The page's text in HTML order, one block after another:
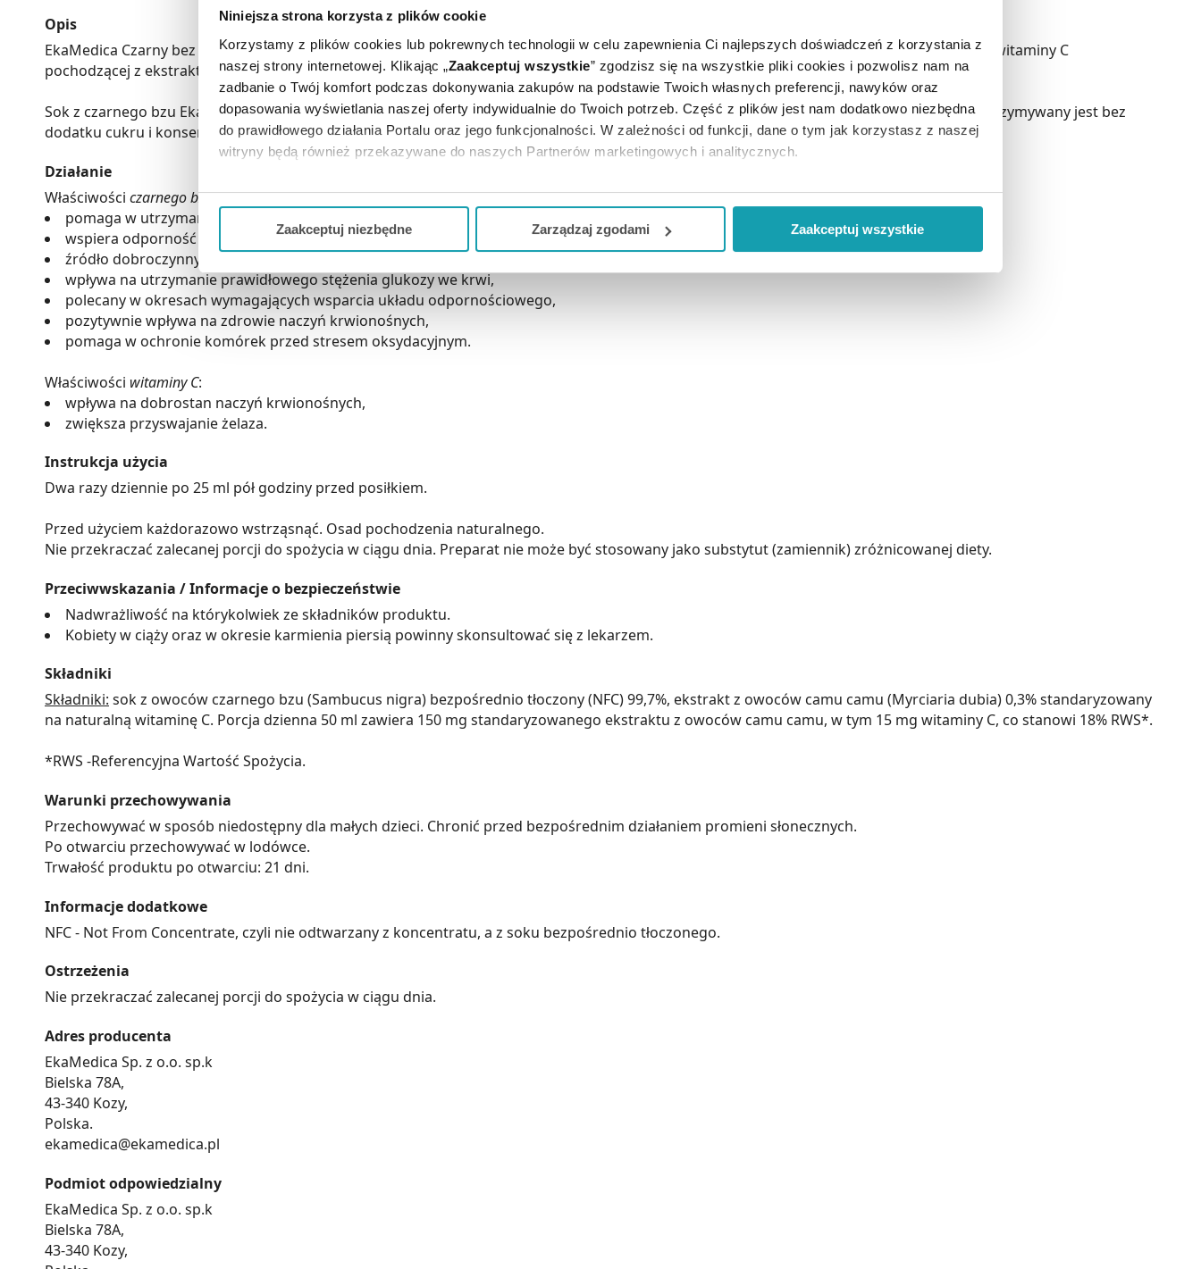
Niniejsza strona korzysta z plików cookie
Korzystamy z plików cookies lub pokrewnych technologii w celu zapewnienia Ci najlepszych doświadczeń z korzystania z
naszej strony internetowej. Klikając „Zaakceptuj wszystkie” zgodzisz się na wszystkie pliki cookies i pozwolisz nam na
zadbanie o Twój komfort podczas dokonywania zakupów na podstawie Twoich własnych preferencji, nawyków oraz
dopasowania wyświetlania naszej oferty indywidualnie do Twoich potrzeb. Część z plików jest nam dodatkowo niezbędna
do prawidłowego działania Portalu oraz jego funkcjonalności. W zależności od funkcji, dane o tym jak korzystasz z naszej
witryny będą również przekazywane do naszych Partnerów marketingowych i analitycznych.
Jeżeli chcesz dostosować swoją zgodę i wybrać tylko niektóre dodatkowe funkcje, z którymi wiąże się zbieranie danych o
Ciebie danych, które nie są niezbędne dla funkcjonowania Strony. Będzie się to jednak wiązało z brakiem dostępu do
wszystkich funkcjonalności Strony.
Zaakceptuj niezbędne Zarządzaj zgodami Zaakceptuj wszystkie
Opis
EkaMedica Czarny bez NFC suplement diety w formie płynnej, wyprodukowany z soku 100% z owoców czarnego bzu z dodatkiem naturalnej witaminy C
pochodzącej z ekstraktu z owoców camu camu. Pasteryzowany.
Sok z czarnego bzu EkaMedica posiada głęboki ciemnofioletowy kolor i intensywny, lekko cierpki, charakterystyczny dla soku z bzu smak. Otrzymywany jest bez
dodatku cukru i konserwantów z dojrzałych owoców bzu. To skuteczny sok na odporność.
Działanie
Właściwości czarnego bzu:
pomaga w utrzymaniu prawidłowej wagi,
wspiera odporność organizmu,
źródło dobroczynnych polifenoli i antocyjanidyn o właściwościach antyoksydacyjnych,
wpływa na utrzymanie prawidłowego stężenia glukozy we krwi,
polecany w okresach wymagających wsparcia układu odpornościowego,
pozytywnie wpływa na zdrowie naczyń krwionośnych,
pomaga w ochronie komórek przed stresem oksydacyjnym.
Właściwości witaminy C:
wpływa na dobrostan naczyń krwionośnych,
zwiększa przyswajanie żelaza.
Instrukcja użycia
Dwa razy dziennie po 25 ml pół godziny przed posiłkiem.
Przed użyciem każdorazowo wstrząsnąć. Osad pochodzenia naturalnego.
Nie przekraczać zalecanej porcji do spożycia w ciągu dnia. Preparat nie może być stosowany jako substytut (zamiennik) zróżnicowanej diety.
Przeciwwskazania / Informacje o bezpieczeństwie
Nadwrażliwość na którykolwiek ze składników produktu.
Kobiety w ciąży oraz w okresie karmienia piersią powinny skonsultować się z lekarzem.
Składniki
Składniki: sok z owoców czarnego bzu (Sambucus nigra) bezpośrednio tłoczony (NFC) 99,7%, ekstrakt z owoców camu camu (Myrciaria dubia) 0,3% standaryzowany
na naturalną witaminę C. Porcja dzienna 50 ml zawiera 150 mg standaryzowanego ekstraktu z owoców camu camu, w tym 15 mg witaminy C, co stanowi 18% RWS*.
*RWS -Referencyjna Wartość Spożycia.
Warunki przechowywania
Przechowywać w sposób niedostępny dla małych dzieci. Chronić przed bezpośrednim działaniem promieni słonecznych.
Po otwarciu przechowywać w lodówce.
Trwałość produktu po otwarciu: 21 dni.
Informacje dodatkowe
NFC - Not From Concentrate, czyli nie odtwarzany z koncentratu, a z soku bezpośrednio tłoczonego.
Ostrzeżenia
Nie przekraczać zalecanej porcji do spożycia w ciągu dnia.
Adres producenta
EkaMedica Sp. z o.o. sp.k
Bielska 78A,
43-340 Kozy,
Polska.
ekamedica@ekamedica.pl
Podmiot odpowiedzialny
EkaMedica Sp. z o.o. sp.k
Bielska 78A,
43-340 Kozy,